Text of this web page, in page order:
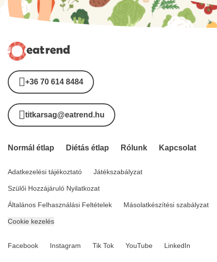
+36 70 614 8484
titkarsag@eatrend.hu
Normál étlap Diétás étlap Rólunk Kapcsolat
Adatkezelési tájékoztató Játékszabályzat
Szülői Hozzájáruló Nyilatkozat
Általános Felhasználási Feltételek Másolatkészítési szabályzat
Cookie kezelés
Facebook Instagram Tik Tok YouTube LinkedIn